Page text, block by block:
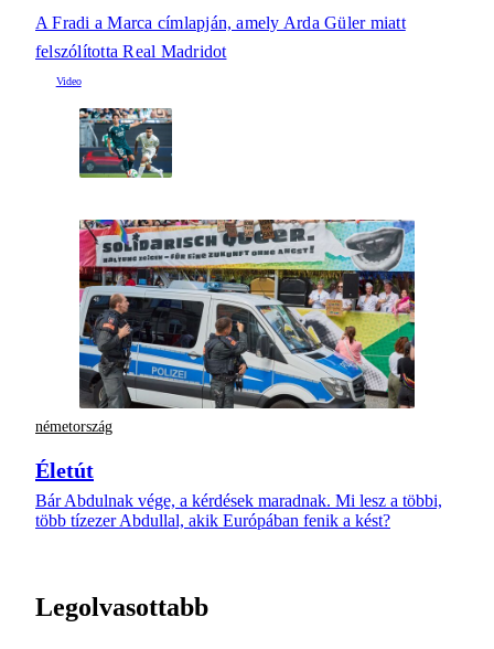
A Fradi a Marca címlapján, amely Arda Güler miatt
felszólította Real Madridot
németország
Életút
Bár Abdulnak vége, a kérdések maradnak. Mi lesz a többi,
több tízezer Abdullal, akik Európában fenik a kést?
Legolvasottabb